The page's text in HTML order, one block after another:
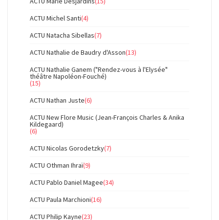
ACTU Michel Santi(4)
ACTU Natacha Sibellas(7)
ACTU Nathalie de Baudry d'Asson(13)
ACTU Nathalie Ganem ("Rendez-vous à l'Elysée"
théâtre Napoléon-Fouché)
(15)
ACTU Nathan Juste(6)
ACTU New Flore Music (Jean-François Charles & Anika
Kildegaard)
(6)
ACTU Nicolas Gorodetzky(7)
ACTU Othman Ihraï(9)
ACTU Pablo Daniel Magee(34)
ACTU Paula Marchioni(16)
ACTU Philip Kayne(23)